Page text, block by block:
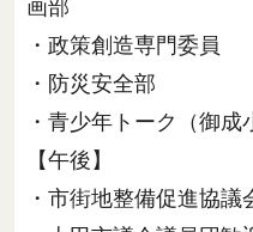
画部
・政策創造専門委員
・防災安全部
・青少年トーク（御成
【午後】
・市街地整備促進協議